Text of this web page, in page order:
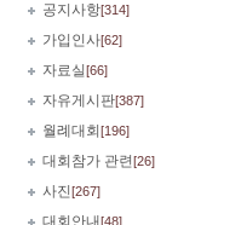
공지사항[314]
가입인사[62]
자료실[66]
자유게시판[387]
월례대회 [196]
대회참가 관련[26]
사진[267]
대회안내[48]